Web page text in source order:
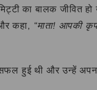
का बालक जीवित
कहा, “माता! आपकी
हुई थी और उन्हें अपना